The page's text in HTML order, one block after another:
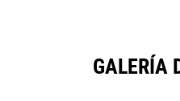
GALERÍA